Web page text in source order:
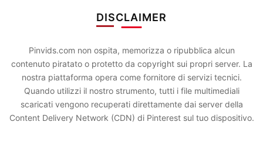
DISCLAIMER
Pinvids.com non ospita, memorizza o ripubblica alcun
contenuto piratato o protetto da copyright sui propri server. La
nostra piattaforma opera come fornitore di servizi tecnici.
Quando utilizzi il nostro strumento, tutti i file multimediali
scaricati vengono recuperati direttamente dai server della
Content Delivery Network (CDN) di Pinterest sul tuo dispositivo.